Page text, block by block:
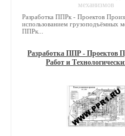
Разработка ППРк - Проектов
использованием грузоподъёмных
ППРк...
Разработка ППР - Проектов
Работ и